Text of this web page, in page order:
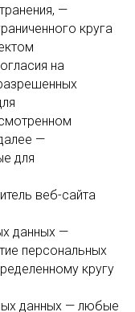
—
круга
на
—
для
веб-сайта
данных —
персональных
кругу
данных — любые